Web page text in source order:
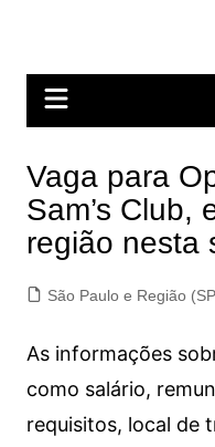
Vaga para
Sam’s Club,
região nesta
São Paulo e Região
As informações
como salário,
requisitos, local de